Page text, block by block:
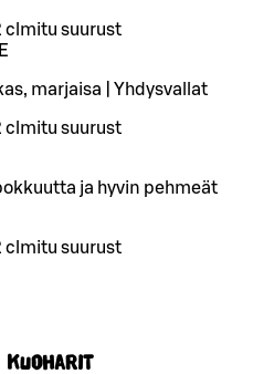
cl mitu suurust
marjaisa | Yhdysvallat
cl mitu suurust
ja hyvin pehmeät
cl mitu suurust
kuoharit